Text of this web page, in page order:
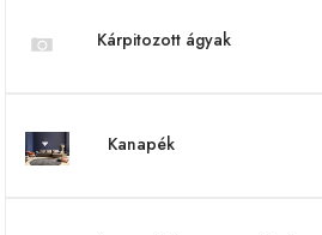
Kárpitozott ágyak
Kanapék